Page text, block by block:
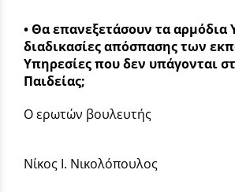
• Θα επανεξετάσουν τα αρμόδια
διαδικασίες απόσπασης των
Υπηρεσίες που δεν υπάγονται
Παιδείας;
Ο ερωτών βουλευτής
Νίκος Ι. Νικολόπουλος